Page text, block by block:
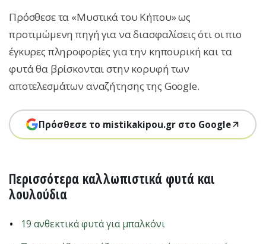
Πρόσθεσε τα «Μυστικά του Κήπου» ως
προτιμώμενη πηγή για να διασφαλίσεις ότι οι πιο
έγκυρες πληροφορίες για την κηπουρική και τα
φυτά θα βρίσκονται στην κορυφή των
αποτελεσμάτων αναζήτησης της Google.
Πρόσθεσε το mistikakipou.gr στο Google
Περισσότερα καλλωπιστικά φυτά και
λουλούδια
19 ανθεκτικά φυτά για μπαλκόνι